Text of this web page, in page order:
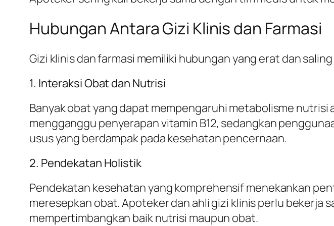
Hubungan Antara Gizi Klinis dan Farmasi
Gizi klinis dan farmasi memiliki hubungan yang erat dan
1. Interaksi Obat dan Nutrisi
Banyak obat yang dapat mempengaruhi metabolisme
mengganggu penyerapan vitamin B12, sedangkan
usus yang berdampak pada kesehatan pencernaan.
2. Pendekatan Holistik
Pendekatan kesehatan yang komprehensif menekankan
meresepkan obat. Apoteker dan ahli gizi klinis perlu bekerja
mempertimbangkan baik nutrisi maupun obat.